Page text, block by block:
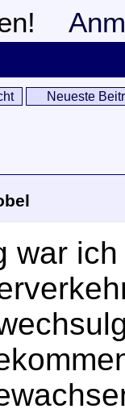
Neueste
war